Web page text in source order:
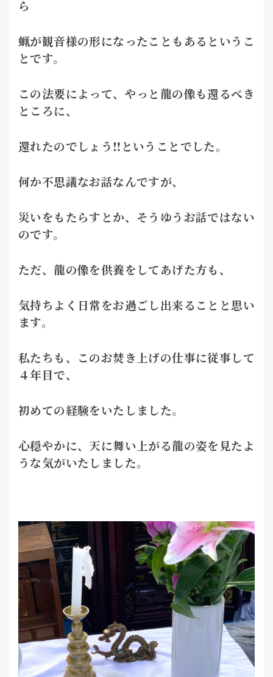
ら
蝋が観音様の形になったこともあるというこ
とです。
この法要によって、やっと龍の像も還るべき
ところに、
還れたのでしょう‼ということでした。
何か不思議なお話なんですが、
災いをもたらすとか、そうゆうお話ではない
のです。
ただ、龍の像を供養をしてあげた方も、
気持ちよく日常をお過ごし出来ることと思い
ます。
私たちも、このお焚き上げの仕事に従事して
４年目で、
初めての経験をいたしました。
心穏やかに、天に舞い上がる龍の姿を見たよ
うな気がいたしました。